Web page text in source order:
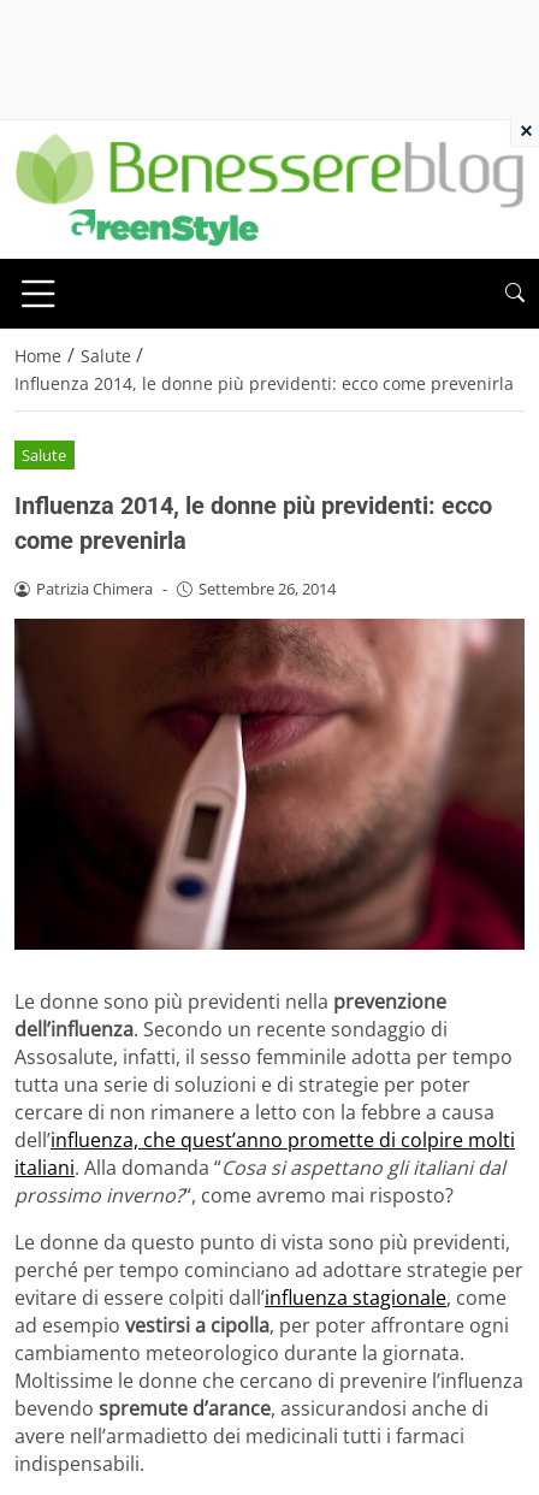
Home / Salute /
Influenza 2014, le donne più previdenti: ecco come prevenirla
Salute
Influenza 2014, le donne più previdenti: ecco
come prevenirla
Patrizia Chimera - Settembre 26, 2014
Le donne sono più previdenti nella prevenzione
dell’influenza. Secondo un recente sondaggio di
Assosalute, infatti, il sesso femminile adotta per tempo
tutta una serie di soluzioni e di strategie per poter
cercare di non rimanere a letto con la febbre a causa
dell’influenza, che quest’anno promette di colpire molti
italiani. Alla domanda “Cosa si aspettano gli italiani dal
prossimo inverno?“, come avremo mai risposto?
Le donne da questo punto di vista sono più previdenti,
perché per tempo cominciano ad adottare strategie per
evitare di essere colpiti dall’influenza stagionale, come
ad esempio vestirsi a cipolla, per poter affrontare ogni
cambiamento meteorologico durante la giornata.
Moltissime le donne che cercano di prevenire l’influenza
bevendo spremute d’arance, assicurandosi anche di
avere nell’armadietto dei medicinali tutti i farmaci
indispensabili.
×